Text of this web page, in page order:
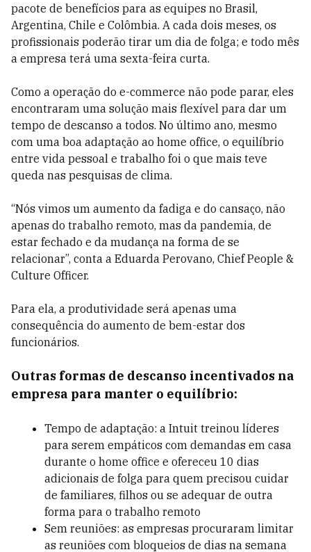
pacote de benefícios para as equipes no Brasil,
Argentina, Chile e Colômbia. A cada dois meses, os
profissionais poderão tirar um dia de folga; e todo mês
a empresa terá uma sexta-feira curta.
Como a operação do e-commerce não pode parar, eles
encontraram uma solução mais flexível para dar um
tempo de descanso a todos. No último ano, mesmo
com uma boa adaptação ao home office, o equilíbrio
entre vida pessoal e trabalho foi o que mais teve
queda nas pesquisas de clima.
“Nós vimos um aumento da fadiga e do cansaço, não
apenas do trabalho remoto, mas da pandemia, de
estar fechado e da mudança na forma de se
relacionar”, conta a Eduarda Perovano, Chief People &
Culture Officer.
Para ela, a produtividade será apenas uma
consequência do aumento de bem-estar dos
funcionários.
Outras formas de descanso incentivados na
empresa para manter o equilíbrio:
Tempo de adaptação: a Intuit treinou líderes
para serem empáticos com demandas em casa
durante o home office e ofereceu 10 dias
adicionais de folga para quem precisou cuidar
de familiares, filhos ou se adequar de outra
forma para o trabalho remoto
Sem reuniões: as empresas procuraram limitar
as reuniões com bloqueios de dias na semana